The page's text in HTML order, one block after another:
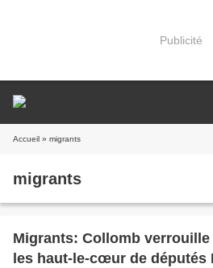
Publicité
Accueil » migrants
migrants
Migrants: Collomb
les haut-le-cœur de députés